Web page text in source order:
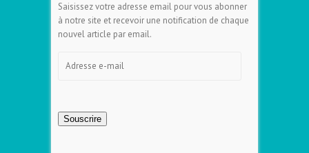
Saisissez votre adresse email pour vous abonner
à notre site et recevoir une notification de chaque
nouvel article par email.
Souscrire